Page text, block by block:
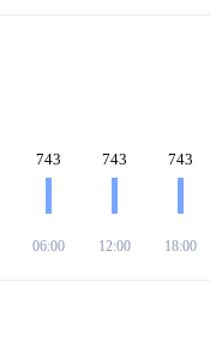
743
06:00
743
12:00
743
18:00